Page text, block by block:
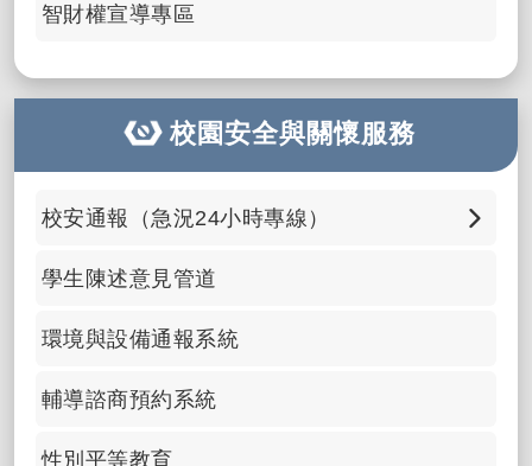
智財權宣導專區
校園安全與關懷服務
校安通報（急況24小時專線）
📞 0932-969-994 點選直接撥打
學生陳述意見管道
環境與設備通報系統
輔導諮商預約系統
性別平等教育